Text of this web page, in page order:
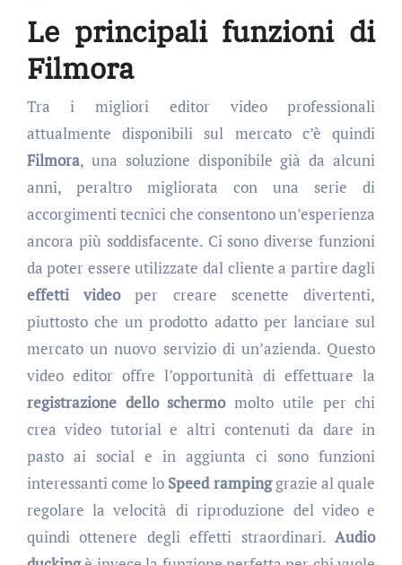
Le principali funzioni di
Filmora
Tra i migliori editor video professionali
attualmente disponibili sul mercato c’è quindi
Filmora, una soluzione disponibile già da alcuni
anni, peraltro migliorata con una serie di
accorgimenti tecnici che consentono un’esperienza
ancora più soddisfacente. Ci sono diverse funzioni
da poter essere utilizzate dal cliente a partire dagli
effetti videoper creare scenette divertenti,
piuttosto che un prodotto adatto per lanciare sul
mercato un nuovo servizio di un’azienda. Questo
video editor offre l’opportunità di effettuare la
registrazione dello schermomolto utile per chi
crea video tutorial e altri contenuti da dare in
pasto ai social e in aggiunta ci sono funzioni
interessanti come lo Speed rampinggrazie al quale
regolare la velocità di riproduzione del video e
quindi ottenere degli effetti straordinari.Audio